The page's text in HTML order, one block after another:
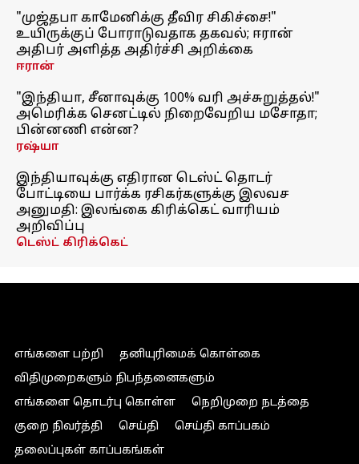
"முஜ்தபா காமேனிக்கு தீவிர சிகிச்சை!"
உயிருக்குப் போராடுவதாக தகவல்; ஈரான்
அதிபர் அளித்த அதிர்ச்சி அறிக்கை
ஈரான்
"இந்தியா, சீனாவுக்கு 100% வரி அச்சுறுத்தல்!"
அமெரிக்க செனட்டில் நிறைவேறிய மசோதா;
பின்னணி என்ன?
ரஷ்யா
இந்தியாவுக்கு எதிரான டெஸ்ட் தொடர்
போட்டியை பார்க்க ரசிகர்களுக்கு இலவச
அனுமதி: இலங்கை கிரிக்கெட் வாரியம்
அறிவிப்பு
டெஸ்ட் கிரிக்கெட்
எங்களை பற்றி
தனியுரிமைக் கொள்கை
விதிமுறைகளும் நிபந்தனைகளும்
எங்களை தொடர்பு கொள்ள
நெறிமுறை நடத்தை
குறை நிவர்த்தி
செய்தி
செய்தி காப்பகம்
தலைப்புகள் காப்பகங்கள்